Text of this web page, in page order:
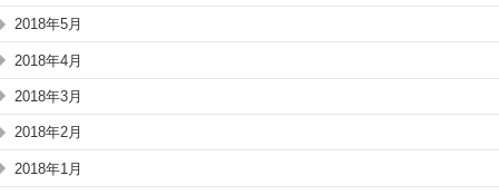
2018年5月
2018年4月
2018年3月
2018年2月
2018年1月